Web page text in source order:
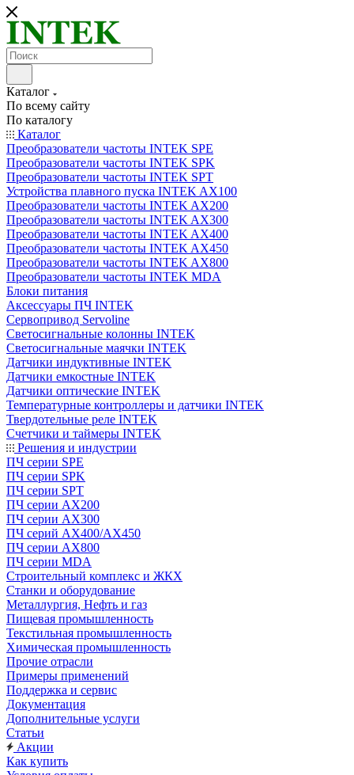
Каталог
По всему сайту
По каталогу
Каталог
Преобразователи частоты INTEK SPE
Преобразователи частоты INTEK SPK
Преобразователи частоты INTEK SPT
Устройства плавного пуска INTEK AX100
Преобразователи частоты INTEK AX200
Преобразователи частоты INTEK AX300
Преобразователи частоты INTEK AX400
Преобразователи частоты INTEK AX450
Преобразователи частоты INTEK AX800
Преобразователи частоты INTEK MDA
Блоки питания
Аксессуары ПЧ INTEK
Сервопривод Servoline
Светосигнальные колонны INTEK
Светосигнальные маячки INTEK
Датчики индуктивные INTEK
Датчики емкостные INTEK
Датчики оптические INTEK
Температурные контроллеры и датчики INTEK
Твердотельные реле INTEK
Счетчики и таймеры INTEK
Решения и индустрии
ПЧ серии SPE
ПЧ серии SPK
ПЧ серии SPT
ПЧ серии AX200
ПЧ серии AX300
ПЧ серий AX400/AX450
ПЧ серии AX800
ПЧ серии MDA
Строительный комплекс и ЖКХ
Станки и оборудование
Металлургия, Нефть и газ
Пищевая промышленность
Текстильная промышленность
Химическая промышленность
Прочие отрасли
Примеры применений
Поддержка и сервис
Документация
Дополнительные услуги
Статьи
Акции
Как купить